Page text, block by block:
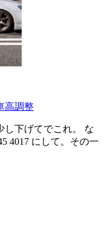
高調整
し下げてでこれ。 な
4017 にして。その一